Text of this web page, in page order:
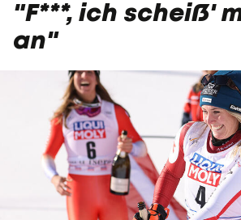
"F***, ich scheiß'
an"